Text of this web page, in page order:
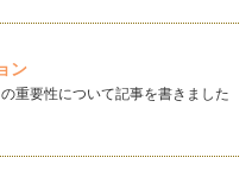
なる
、まったくお話をしたこと
する…
た。 アラフォーになって
ン
重要性について記事を書きました